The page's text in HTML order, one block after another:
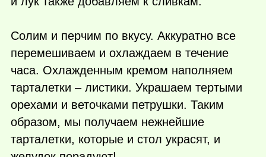
Солим и перчим по вкусу. Аккуратно все
перемешиваем и охлаждаем в течение
часа. Охлажденным кремом наполняем
тарталетки – листики. Украшаем тертыми
орехами и веточками петрушки. Таким
образом, мы получаем нежнейшие
тарталетки, которые и стол украсят, и